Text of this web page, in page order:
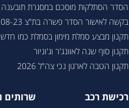
הסדר הסתלקות מוסכם במסגרת תובענה
בקשה לאישור הסדר פשרה בת"צ 38503-08-23 בעניין טווחי נסיעה ברכבי פיאט 500 חשמליים
תקנון מבצע סמלת מימון בסמלת כמו חדש
תקנון סוף שנה לאוונג'ר וג'וניור
תקנון הטבה לארגון נכי צה"ל 2026
רכישת רכב שרותים